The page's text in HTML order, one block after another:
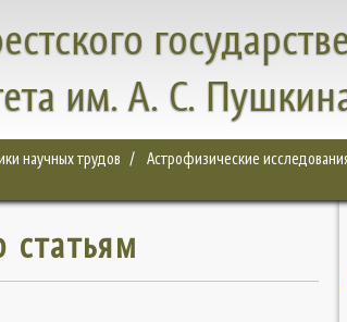
им. А. С.
научных трудов
Астрофизические